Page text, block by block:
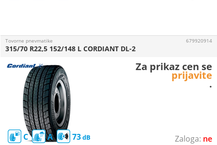
ne
Tovorne pnevmatike
C A 73
315/70 R22,5 152/148 L CORDIANT DL-2
679920914
Za prikaz cen se
prijavite
.